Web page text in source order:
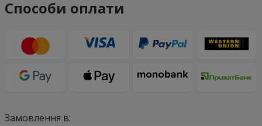
Способи оплати
Замовлення в: